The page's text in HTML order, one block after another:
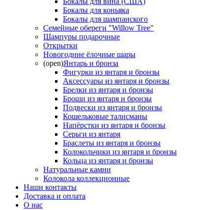
Бокалы для коньяка
Бокалы для шампанского
Семейные обереги "Willow Tree"
Шампуры подарочные
Открытки
Новогодние ёлочные шары
(open)Янтарь и бронза
Фигурки из янтаря и бронзы
Аксессуары из янтаря и бронзы
Брелки из янтаря и бронзы
Броши из янтаря и бронзы
Подвески из янтаря и бронзы
Кошельковые талисманы
Напёрстки из янтаря и бронзы
Серьги из янтаря
Браслеты из янтаря и бронзы
Колокольчики из янтаря и бронзы
Кольца из янтаря и бронзы
Натуральные камни
Колокола коллекционные
Наши контакты
Доставка и оплата
О нас